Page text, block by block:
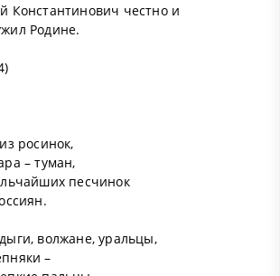
Константинович честно и
Родине.
росинок,
– туман,
песчинок
волжане, уральцы,
–